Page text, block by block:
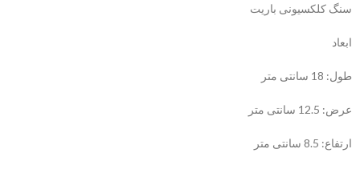
سنگ کلکسیونی باریت
ابعاد
طول: 18 سانتی متر
عرض: 12.5 سانتی متر
ارتفاع: 8.5 سانتی متر